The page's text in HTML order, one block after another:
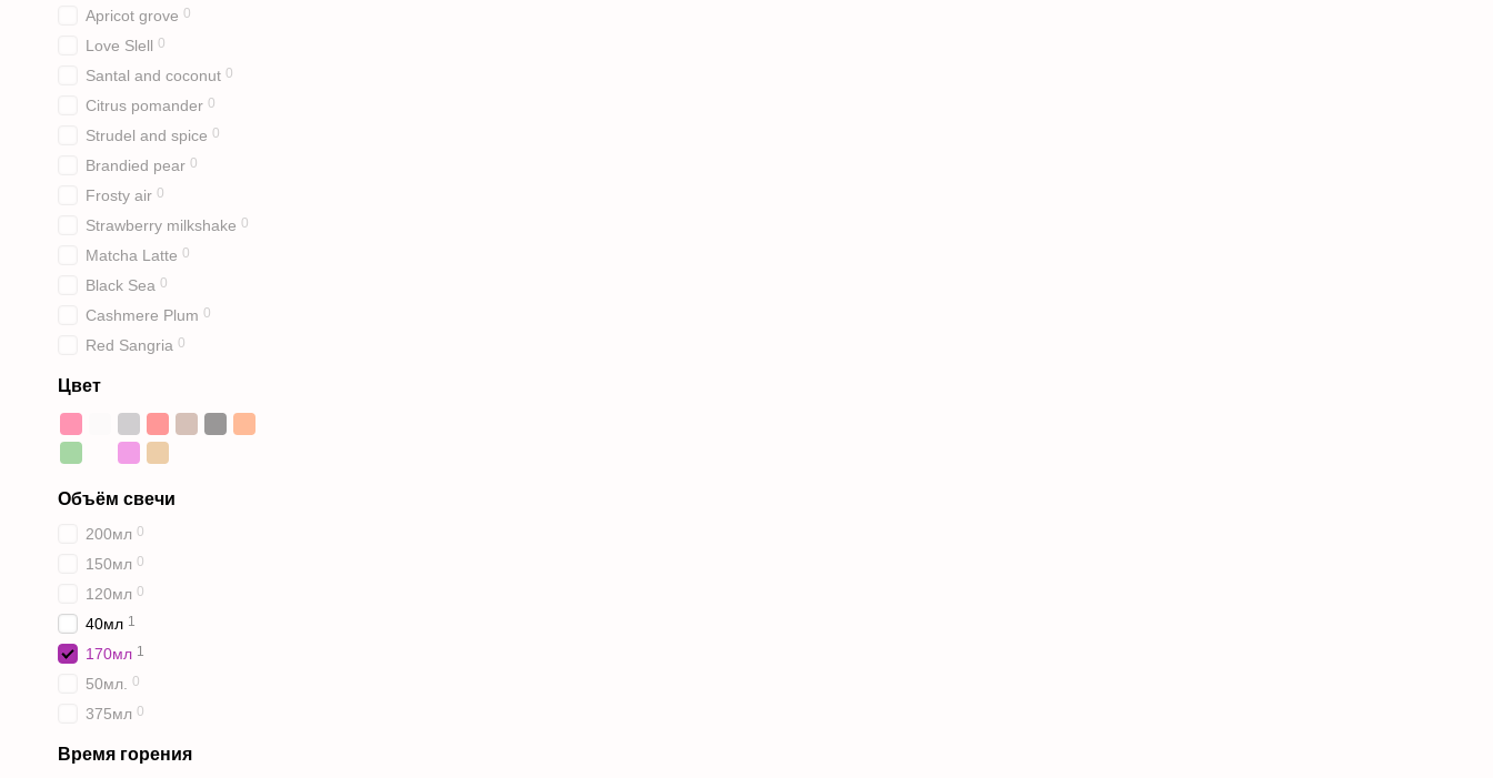
Apricot grove 0
Love Slell 0
Santal and coconut 0
Citrus pomander 0
Strudel and spice 0
Brandied pear 0
Frosty air 0
Strawberry milkshake 0
Matcha Latte 0
Black Sea 0
Cashmere Plum 0
Red Sangria 0
Цвет
Объём свечи
200мл 0
150мл 0
120мл 0
40мл 1
170мл 1
50мл. 0
375мл 0
Время горения